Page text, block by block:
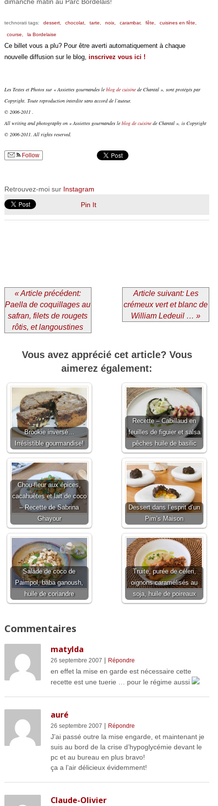
technorati tags: dessert, chocolat, tarte, noix, carambar, fête, cuisines en fête,
course, la Bordelaise
Ce billet vous a plu? Pour être averti automatiquement à chaque
nouvelle diffusion sur le blog, inscrivez vous ici !
Les Textes et Photos sur « Assiettes gourmandes le blog de cuisinede Chantal », sont protégés par
Copyright. Toute reproduction interdite sans accord de l’auteur.
© 2006-2011 .
All writing and photography on « Assiettes gourmandes le blog de cuisinede Chantal », is Copyright
© 2006-2011. All rights reserved.
Follow
Retrouvez-moi sur Instagram
Pin It
« Article précédent:
Paella de coquillages au
safran, filets de rougets
rôtis, et langoustines
Article suivant: Les
crémeux vert et blanc de
William Ledeuil … »
Vous avez apprécié cet article? Vous
aimerez également:
Brookie inversé…
Irrésistible gourmandise!
Recette – Cabillaud en
feuilles de figuier et salsa
pêches huile de basilic
Chou-fleur aux épices,
cacahuètes et lait de coco
– Recette de Sabrina
Ghayour
Dessert dans l’esprit d’un
Pim’s Maison
Salade de coco de
Paimpol, baba ganoush,
huile de coriandre
Truite, purée de céleri,
oignons caramélisés au
soja, huile de poireaux
Commentaires
matylda
26 septembre 2007 | Répondre
en effet la mise en garde est nécessaire cette
recette est une tuerie … pour le régime aussi
auré
26 septembre 2007 | Répondre
J’ai passé outre la mise engarde, et maintenant je
suis au bord de la crise d’hypoglycémie devant le
pc et au bureau en plus bravo!
ça a l’air délicieux évidemment!
Claude-Olivier